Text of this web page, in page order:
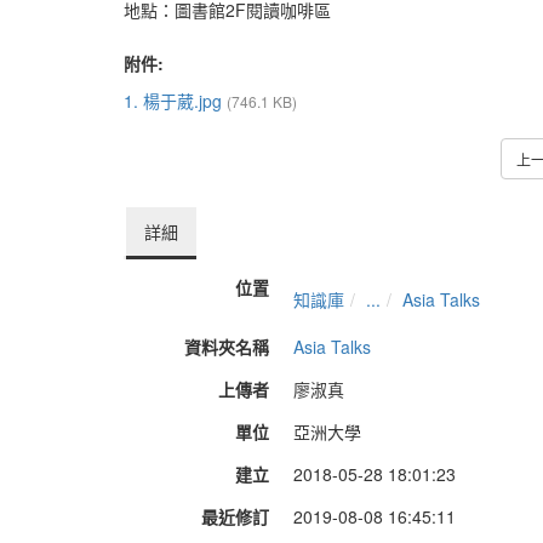
地點：圖書館2F閱讀咖啡區
附件:
1. 楊于葳.jpg (746.1 KB)
上
詳細
位置 知識庫 ...
Asia Talks
資料夾名稱
Asia Talks
上傳者
廖淑真
單位
亞洲大學
建立
2018-05-28 18:01:23
最近修訂
2019-08-08 16:45:11